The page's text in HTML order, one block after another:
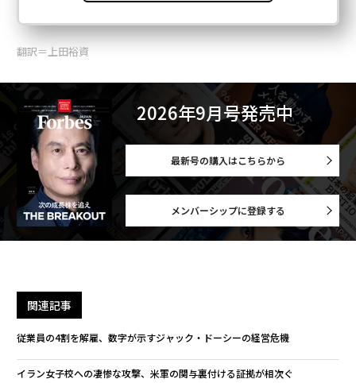
翻訳＝上田裕資
2026年9月号発売中
最新号の購入はこちらから
メンバーシップに登録する
関連記事
従業員の4割を解雇、数字が示すジャック・ドーシーの経営危機
イラン女子校への凄惨な攻撃、米軍の関与裏付ける証拠が相次ぐ